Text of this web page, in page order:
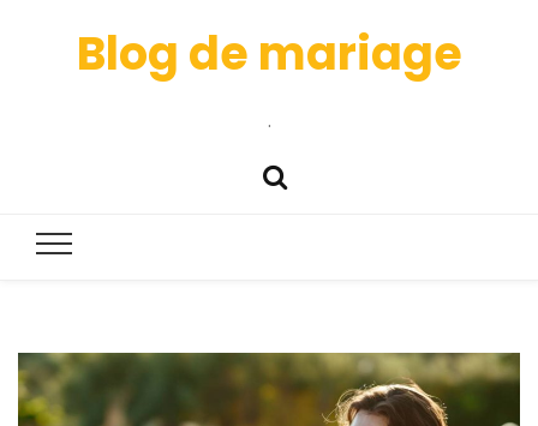
Blog de mariage
.